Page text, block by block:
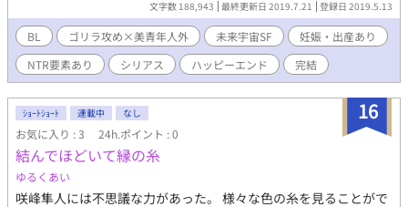
ルがいて……。やがてアジュールの凄まじい怒りが、調査団の
人々を血祭りにあげはじめるが。 ゴリラ男攻め、美青年型人外
受け。かなりＮＴＲシーンがありますのでご注意ください。 ま
た、拙作「滄海のノア」と同じ世界観となっています（外伝では
ありません）が、そちらを読まずとも大丈夫です。 ※その他さま
ざまな地雷については、あらかじめ下記をご参照ください。 ◆主
要ＣＰはヴォルフ×フラン。アジュール×フランもあり（こちら
がＮＴＲ) ◆Ｒ１８該当節に（※）、Ｒ１５（※※）記載◆人外か
つ雌雄両性体的な設定のため、お子が誕生する描写あり◆近親相
姦的な表現あり◆ハッピーエンドですが、拷問、鬱展開、胸糞展
開、さらに本命以外からの陵辱シーン等を含みます。 いずれも描
文字数 188,943 最終更新日 2019.7.21 登録日 2019.5.13
BL ゴリラ攻め×美青年人外 未来宇宙SF
妊娠・出産あり
NTR要素あり
シリアス ハッピーエンド 完結
16
ｼｮｰﾄｼｮｰﾄ 連載中 なし
お気に入り : 3 24h.ポイント : 0
結んでほどいて縁の糸
ゆるくあい
咲峰隼人には不思議な力があった。 様々な色の糸を見ることがで